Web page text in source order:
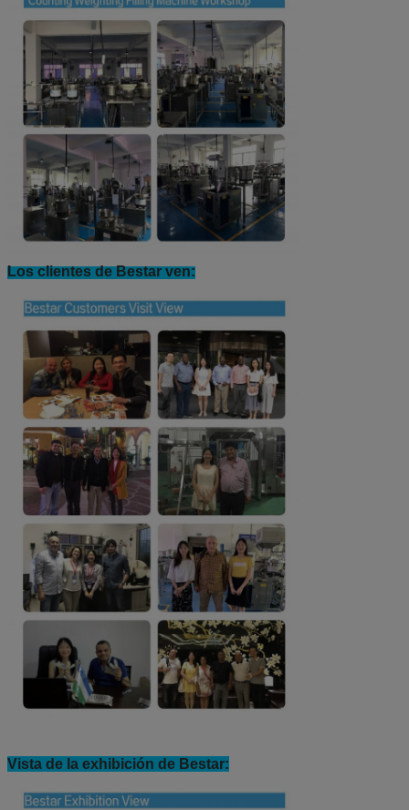
Los clientes de Bestar ven:
Vista de la exhibición de Bestar: